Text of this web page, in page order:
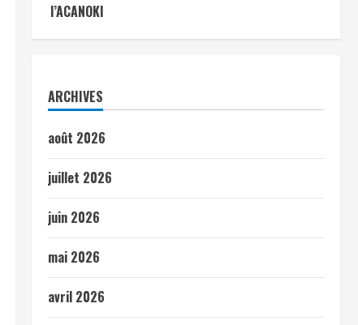
l’ACANOKI
ARCHIVES
août 2026
juillet 2026
juin 2026
mai 2026
avril 2026